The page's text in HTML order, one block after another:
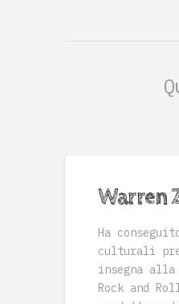
Warren
Ha
culturali
insegna
Rock and